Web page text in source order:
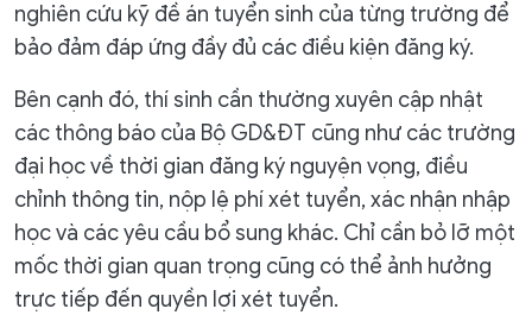
nghiên cứu kỹ đề án tuyển sinh của từng trường để
bảo đảm đáp ứng đầy đủ các điều kiện đăng ký.
Bên cạnh đó, thí sinh cần thường xuyên cập nhật
các thông báo của Bộ GD&ĐT cũng như các trường
đại học về thời gian đăng ký nguyện vọng, điều
chỉnh thông tin, nộp lệ phí xét tuyển, xác nhận nhập
học và các yêu cầu bổ sung khác. Chỉ cần bỏ lỡ một
mốc thời gian quan trọng cũng có thể ảnh hưởng
trực tiếp đến quyền lợi xét tuyển.